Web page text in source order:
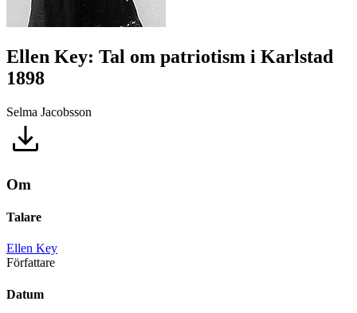
Ellen Key: Tal om patriotism i Karlstad
1898
Selma Jacobsson
Om
Talare
Ellen Key
Författare
Datum